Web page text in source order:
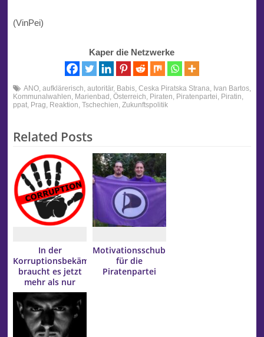
(VinPei)
Kaper die Netzwerke
ANO, aufklärerisch, autoritär, Babis, Ceska Piratska Strana, Ivan Bartos,
Kommunalwahlen, Marienbad , Österreich, Piraten, Piratenpartei, Piratin,
ppat, Prag, Reaktion, Tschechien, Zukunftspolitik
Related Posts
In der
Korruptionsbekämpfung
braucht es jetzt
mehr als nur
Lippenbekenntnisse
Motivationsschub
für die
Piratenpartei